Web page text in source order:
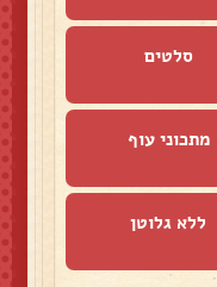
סלטים
מתכוני עוף
ללא גלוטן